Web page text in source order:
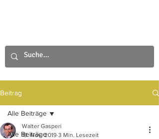
Beitrag
Alle Beiträge
Alle Beiträge
Walter Gasperi
18. Nov. 2019 3 Min. Lesezeit